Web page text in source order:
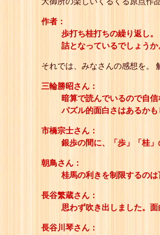
作者：
歩打ち桂打ちの繰り返し
詰となっているでしょうか
それでは、みなさんの感想を。
三輪勝昭さん：
暗算で読んでいるので自
パズル的面白さはあるか
市橋宗士さん：
銀歩の間に、「歩」「桂
朝鳥さん：
桂馬の利きを制限するのは
長谷繁蔵さん：
思わず吹き出しました。面
長谷川琴さん：